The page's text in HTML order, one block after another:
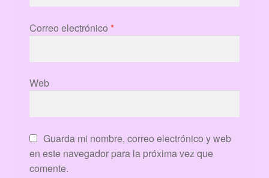
Correo electrónico *
Web
Guarda mi nombre, correo electrónico y web
en este navegador para la próxima vez que
comente.